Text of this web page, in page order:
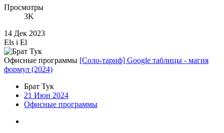
Просмотры
3K
14 Дек 2023
Els i El
Офисные программы [Соло-тариф] Google таблицы - магия
формул (2024)
Брат Тук
21 Июн 2024
Офисные программы